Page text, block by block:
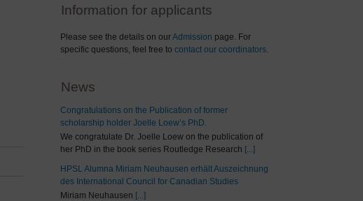
Information for applicants
Please see the details on ourAdmission page. For
specific questions, feel free to contact our coordinators.
News
Congratulations on the Publication of former
scholarship holder Joelle Loew’s PhD.
We congratulate Dr. Joelle Loew on the publication of
her PhD in the book series Routledge Research [...]
HPSL Alumna Miriam Neuhausen erhält Auszeichnung
des International Council for Canadian Studies
Miriam Neuhausen [...]